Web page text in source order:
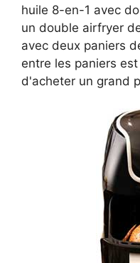
huile 8-en-1 avec
un double airfryer
avec deux paniers
entre les paniers
d'acheter un grand